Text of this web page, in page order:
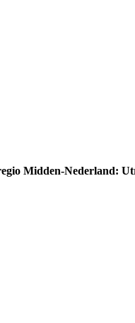
Midden-Nederland: